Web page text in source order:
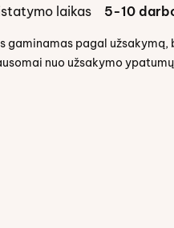
laikas 5-10
gaminamas pagal
nuo užsakymo